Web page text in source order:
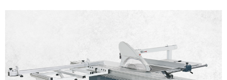
Herramientas varias